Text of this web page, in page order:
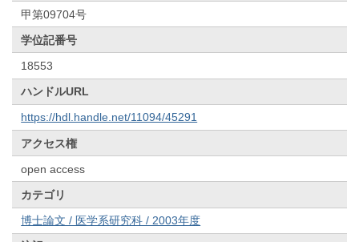
甲第09704号
学位記番号
18553
ハンドルURL
https://hdl.handle.net/11094/45291
アクセス権
open access
カテゴリ
博士論文 / 医学系研究科 / 2003年度